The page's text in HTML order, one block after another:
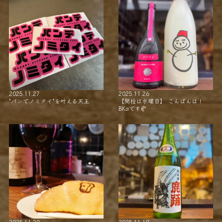
2025.11.27
"パンでノミタイ"を叶える天王…
2025.11.26
【開栓は水曜日】 こんばんは！
BKaです🥐 …